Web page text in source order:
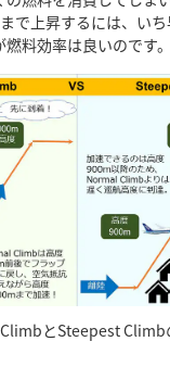
で上昇するには、い
料効率は良いのです。
とSteepest Climb